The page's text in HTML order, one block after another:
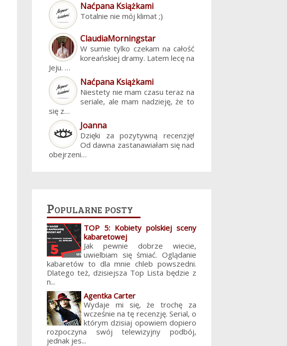
Naćpana Książkami
Totalnie nie mój klimat ;)
ClaudiaMorningstar
W sumie tylko czekam na całość
koreańskiej dramy. Latem lecę na
Jeju. …
Naćpana Książkami
Niestety nie mam czasu teraz na
seriale, ale mam nadzieję, że to
się z…
Joanna
Dzięki za pozytywną recenzję!
Od dawna zastanawiałam się nad
obejrzeni…
Popularne posty
TOP 5: Kobiety polskiej sceny
kabaretowej
Jak pewnie dobrze wiecie,
uwielbiam się śmiać. Oglądanie
kabaretów to dla mnie chleb powszedni.
Dlatego też, dzisiejsza Top Lista będzie z
n...
Agentka Carter
Wydaje mi się, że trochę za
wcześnie na tę recenzję. Serial, o
którym dzisiaj opowiem dopiero
rozpoczyna swój telewizyjny podbój,
jednak jes...